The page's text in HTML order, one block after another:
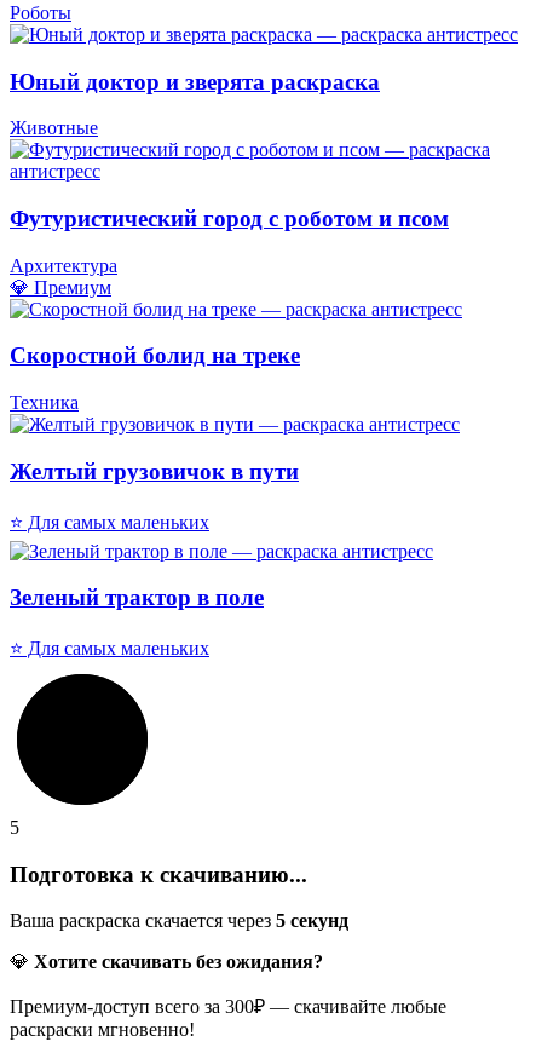
Роботы
Юный доктор и зверята раскраска
Животные
Футуристический город с роботом и псом
Архитектура
💎 Премиум
Скоростной болид на треке
Техника
Желтый грузовичок в пути
⭐ Для самых маленьких
Зеленый трактор в поле
⭐ Для самых маленьких
5
Подготовка к скачиванию...
Ваша раскраска скачается через 5 секунд
💎 Хотите скачивать без ожидания?
Премиум-доступ всего за 300₽ — скачивайте любые
раскраски мгновенно!